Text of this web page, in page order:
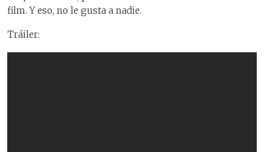
film. Y eso, no le gusta a nadie.
Tráiler: